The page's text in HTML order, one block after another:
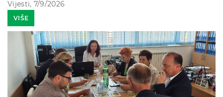
Vijesti, 7/9/2026
VIŠE